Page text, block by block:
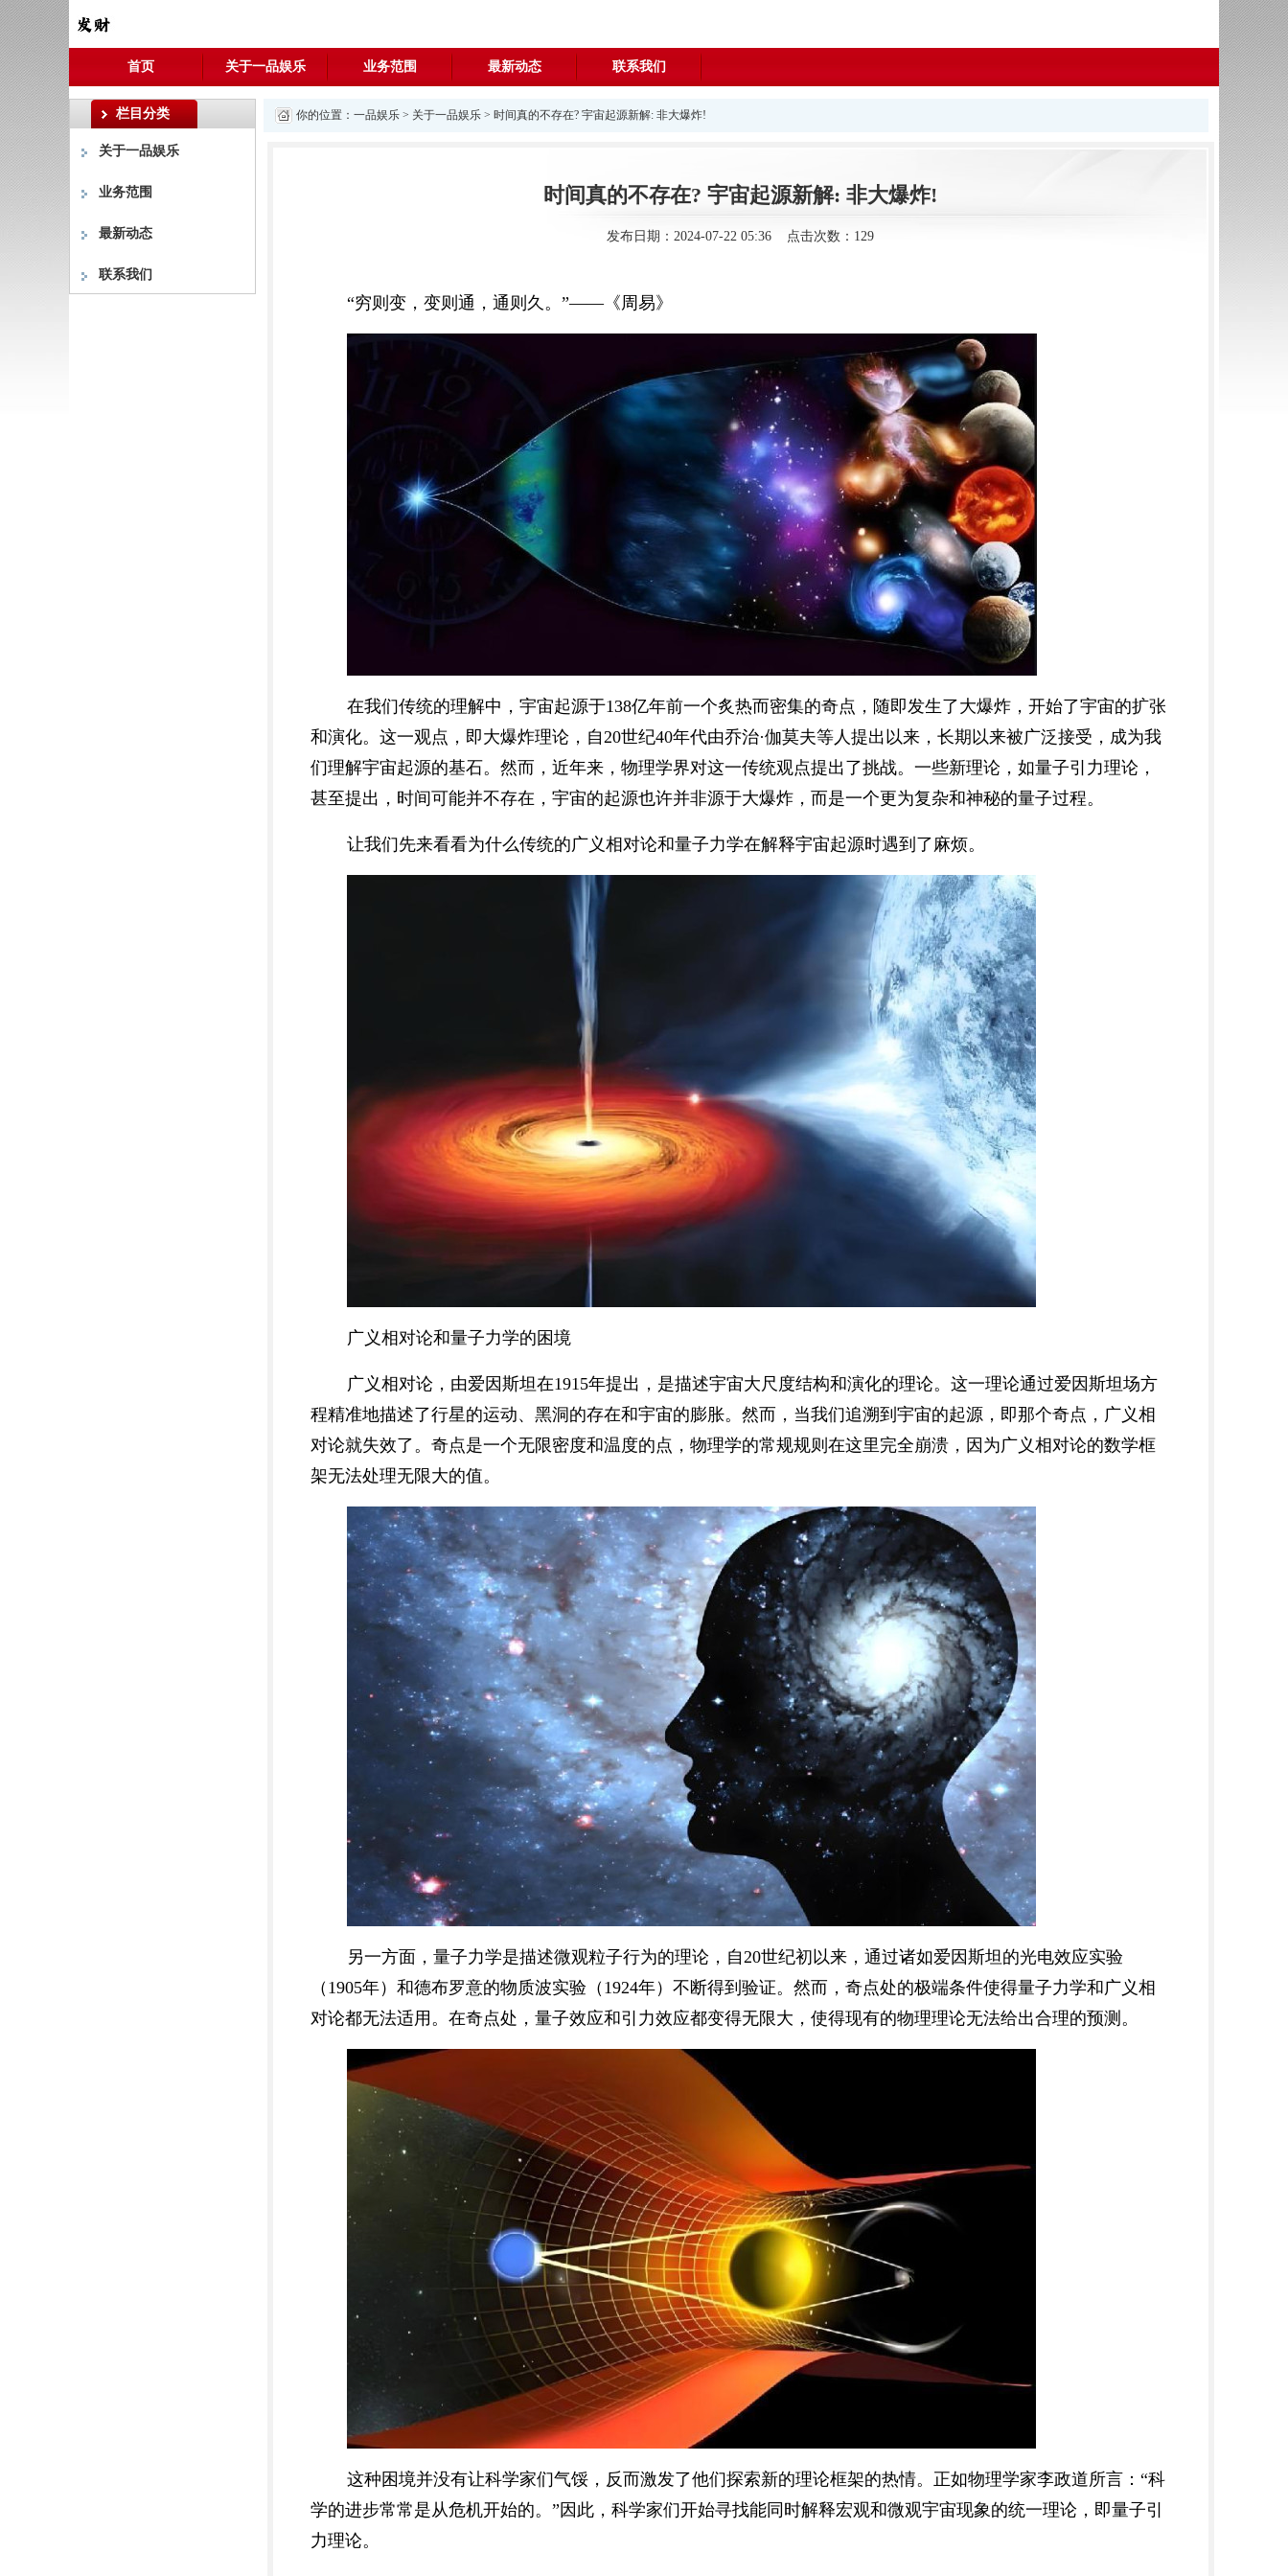
首页 关于一品娱乐 业务范围 最新动态 联系我们
栏目分类
关于一品娱乐
业务范围
最新动态
联系我们
你的位置： 一品娱乐 > 关于一品娱乐 > 时间真的不存在? 宇宙起源新解: 非大爆炸!
时间真的不存在? 宇宙起源新解: 非大爆炸!
发布日期：2024-07-22 05:36 点击次数：129
“穷则变，变则通，通则久。”——《周易》
在我们传统的理解中，宇宙起源于138亿年前一个炙热而密集的奇点，随即发生了大爆炸，开始了宇宙的扩张
和演化。这一观点，即大爆炸理论，自20世纪40年代由乔治·伽莫夫等人提出以来，长期以来被广泛接受，成为我
们理解宇宙起源的基石。然而，近年来，物理学界对这一传统观点提出了挑战。一些新理论，如量子引力理论，
甚至提出，时间可能并不存在，宇宙的起源也许并非源于大爆炸，而是一个更为复杂和神秘的量子过程。
让我们先来看看为什么传统的广义相对论和量子力学在解释宇宙起源时遇到了麻烦。
广义相对论和量子力学的困境
广义相对论，由爱因斯坦在1915年提出，是描述宇宙大尺度结构和演化的理论。这一理论通过爱因斯坦场方
程精准地描述了行星的运动、黑洞的存在和宇宙的膨胀。然而，当我们追溯到宇宙的起源，即那个奇点，广义相
对论就失效了。奇点是一个无限密度和温度的点，物理学的常规规则在这里完全崩溃，因为广义相对论的数学框
架无法处理无限大的值。
另一方面，量子力学是描述微观粒子行为的理论，自20世纪初以来，通过诸如爱因斯坦的光电效应实验
（1905年）和德布罗意的物质波实验（1924年）不断得到验证。然而，奇点处的极端条件使得量子力学和广义相
对论都无法适用。在奇点处，量子效应和引力效应都变得无限大，使得现有的物理理论无法给出合理的预测。
这种困境并没有让科学家们气馁，反而激发了他们探索新的理论框架的热情。正如物理学家李政道所言：“科
学的进步常常是从危机开始的。”因此，科学家们开始寻找能同时解释宏观和微观宇宙现象的统一理论，即量子引
力理论。